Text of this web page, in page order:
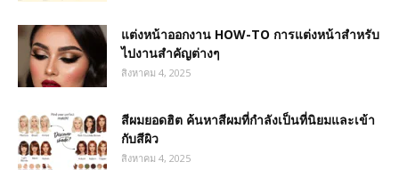
แต่งหน้าออกงาน HOW-TO การแต่งหน้าสำหรับ
ไปงานสำคัญต่างๆ
สิงหาคม 4, 2025
สีผมยอดฮิต ค้นหาสีผมที่กำลังเป็นที่นิยมและเข้า
กับสีผิว
สิงหาคม 4, 2025